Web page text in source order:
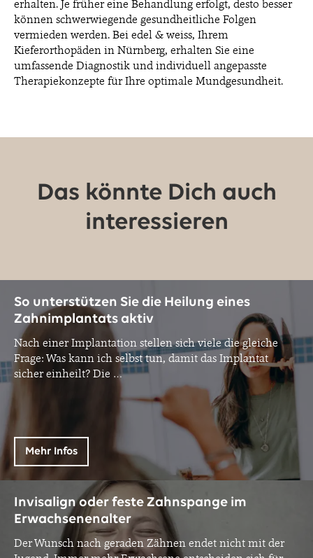
erhalten. Je früher eine Behandlung erfolgt, desto besser
können schwerwiegende gesundheitliche Folgen
vermieden werden. Bei edel & weiss, Ihrem
Kieferorthopäden in Nürnberg, erhalten Sie eine
umfassende Diagnostik und individuell angepasste
Therapiekonzepte für Ihre optimale Mundgesundheit.
Das könnte Dich auch
interessieren
So unterstützen Sie die Heilung eines
Zahnimplantats aktiv
Nach einer Implantation stellen sich viele die gleiche
Frage: Was kann ich selbst tun, damit das Implantat
sicher einheilt? Die …
Mehr Infos
Invisalign oder feste Zahnspange im
Erwachsenenalter
Der Wunsch nach geraden Zähnen endet nicht mit der